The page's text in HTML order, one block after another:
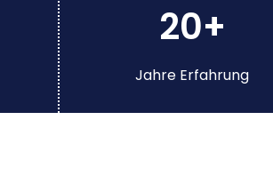
20+
Jahre Erfahrung